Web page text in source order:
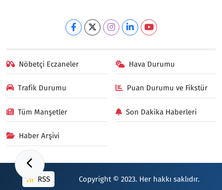
Nöbetçi Eczaneler Hava Durumu
Trafik Durumu Puan Durumu ve Fikstür
Tüm Manşetler Son Dakika Haberleri
Haber Arşivi
RSS Copyright © 2023. Her hakkı saklıdır.